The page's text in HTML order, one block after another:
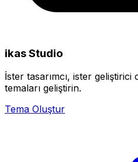
ikas Studio
İster tasarımcı, ister
temaları geliştirin.
Tema Oluştur